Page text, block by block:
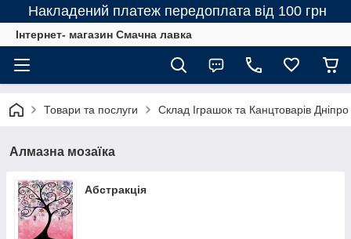
Накладений платеж передоплата від 100 грн
Інтернет- магазин Смачна лавка
Товари та послуги Склад Іграшок та Канцтоварів Дніпро
Алмазна мозаїка
Абстракція